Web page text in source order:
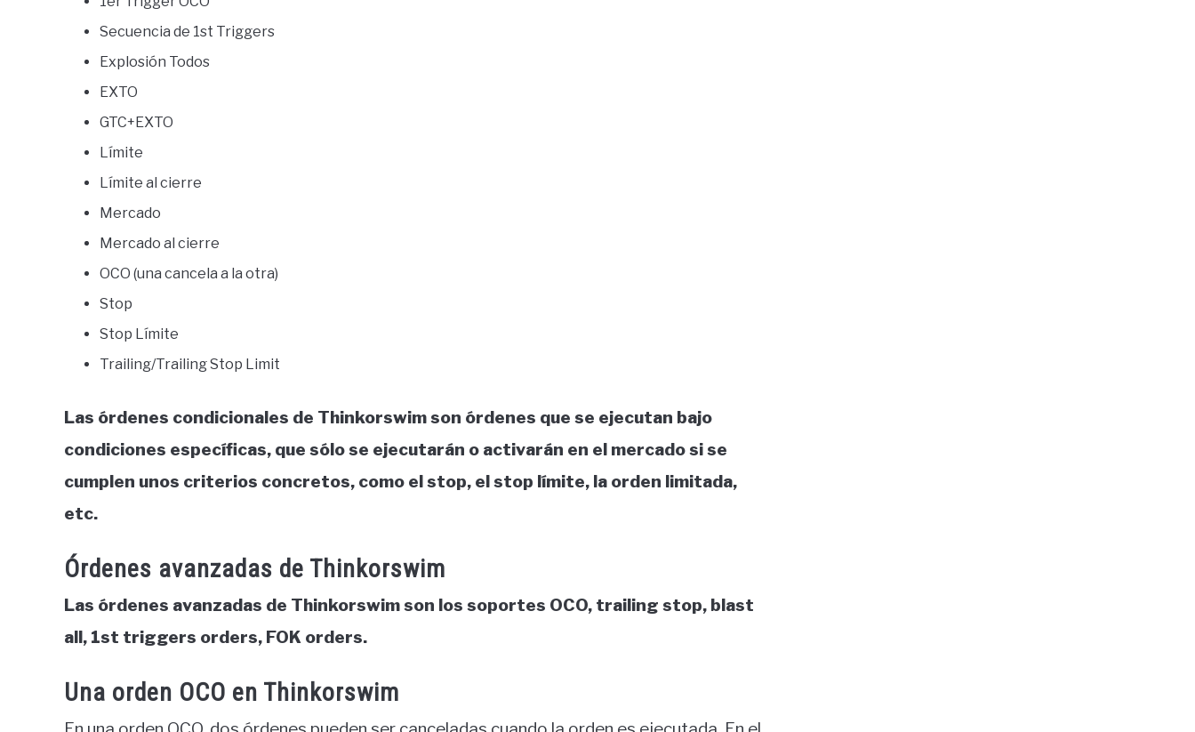
Secuencia de 1st Triggers
Explosión Todos
EXTO
GTC+EXTO
Límite
Límite al cierre
Mercado
Mercado al cierre
OCO (una cancela a la otra)
Stop
Stop Límite
Trailing/Trailing Stop Limit
Las órdenes condicionales de Thinkorswim son órdenes que se ejecutan bajo
condiciones específicas, que sólo se ejecutarán o activarán en el mercado si se
cumplen unos criterios concretos, como el stop, el stop límite, la orden limitada,
etc.
Órdenes avanzadas de Thinkorswim
Las órdenes avanzadas de Thinkorswim son los soportes OCO, trailing stop, blast
all, 1st triggers orders, FOK orders.
Una orden OCO en Thinkorswim